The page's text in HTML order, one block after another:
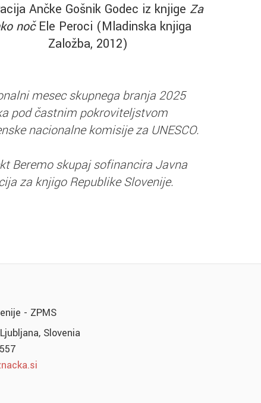
Ančke Gošnik Godec iz knjige Za
nočEle Peroci (Mladinska knjiga
Založba, 2012)
mesec skupnega branja 2025
pod častnim pokroviteljstvom
nacionalne komisije za UNESCO.
Beremo skupaj sofinancira Javna
za knjigo Republike Slovenije.
- ZPMS
Slovenia